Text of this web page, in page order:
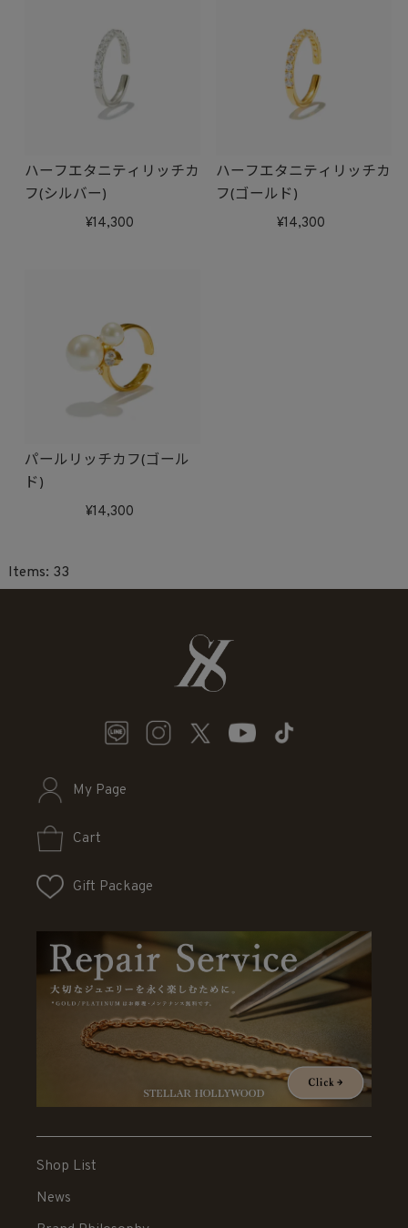
ハーフエタニティリッチカ
フ(シルバー)
14,300
ハーフエタニティリッチカ
フ(ゴールド)
14,300
パールリッチカフ(ゴール
ド)
14,300
33
My Page
Cart
Gift Package
Shop List
News